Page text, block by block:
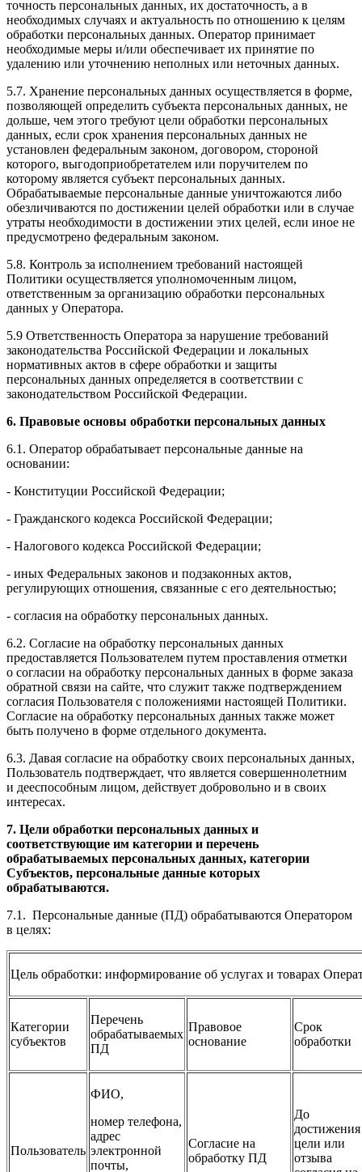
точность персональных данных, их достаточность, а в
необходимых случаях и актуальность по отношению к целям
обработки персональных данных. Оператор принимает
необходимые меры и/или обеспечивает их принятие по
удалению или уточнению неполных или неточных данных.
5.7. Хранение персональных данных осуществляется в форме,
позволяющей определить субъекта персональных данных, не
дольше, чем этого требуют цели обработки персональных
данных, если срок хранения персональных данных не
установлен федеральным законом, договором, стороной
которого, выгодоприобретателем или поручителем по
которому является субъект персональных данных.
Обрабатываемые персональные данные уничтожаются либо
обезличиваются по достижении целей обработки или в случае
утраты необходимости в достижении этих целей, если иное не
предусмотрено федеральным законом.
5.8. Контроль за исполнением требований настоящей
Политики осуществляется уполномоченным лицом,
ответственным за организацию обработки персональных
данных у Оператора.
5.9 Ответственность Оператора за нарушение требований
законодательства Российской Федерации и локальных
нормативных актов в сфере обработки и защиты
персональных данных определяется в соответствии с
законодательством Российской Федерации.
6. Правовые основы обработки персональных данных
6.1. Оператор обрабатывает персональные данные на
основании:
- Конституции Российской Федерации;
- Гражданского кодекса Российской Федерации;
- Налогового кодекса Российской Федерации;
- иных Федеральных законов и подзаконных актов,
регулирующих отношения, связанные с его деятельностью;
- согласия на обработку персональных данных.
6.2. Согласие на обработку персональных данных
предоставляется Пользователем путем проставления отметки
о согласии на обработку персональных данных в форме заказа
обратной связи на сайте, что служит также подтверждением
согласия Пользователя с положениями настоящей Политики.
Согласие на обработку персональных данных также может
быть получено в форме отдельного документа.
6.3. Давая согласие на обработку своих персональных данных,
Пользователь подтверждает, что является совершеннолетним
и дееспособным лицом, действует добровольно и в своих
интересах.
7. Цели обработки персональных данных и
соответствующие им категории и перечень
обрабатываемых персональных данных, категории
Субъектов, персональные данные которых
обрабатываются.
7.1. Персональные данные (ПД) обрабатываются Оператором
в целях:
Цель обработки: информирование об услугах и товарах
Категории
субъектов
Перечень
обрабатываемых
ПД
Правовое
основание
Срок
обработки
Пользователь
ФИО,
номер телефона,
адрес
электронной
почты,
Согласие на
обработку ПД
До
достижения
цели или
отзыва